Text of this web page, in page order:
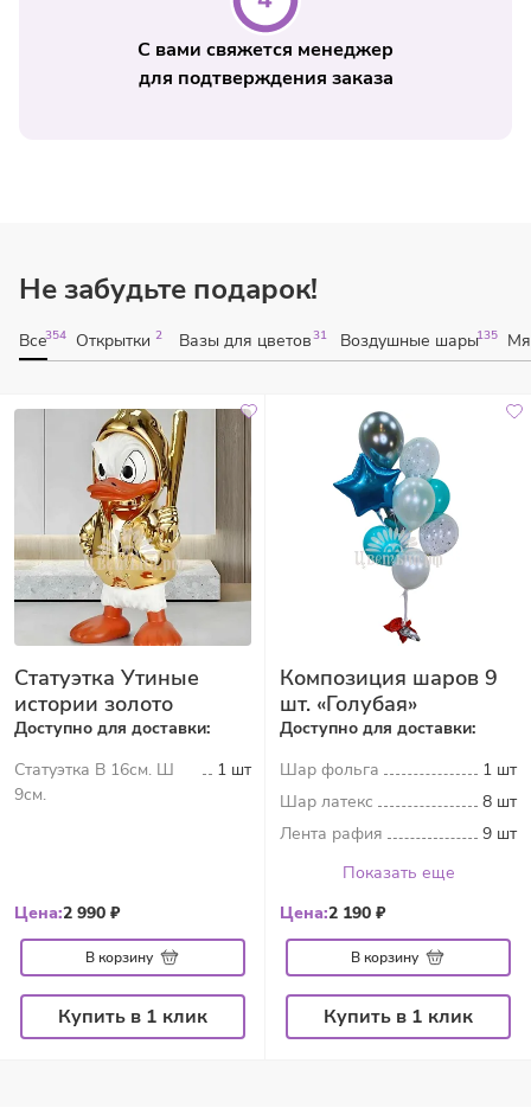
С вами свяжется менеджер
для подтверждения заказа
Не забудьте подарок!
Все354 Открытки 2 Вазы для цветов31 Воздушные шары135
Статуэтка Утиные
истории золото
Доступно для доставки:
Статуэтка В 16см. Ш
9см.
1 шт
Цена:2 990 ₽
В корзину
Купить в 1 клик
Композиция шаров 9
шт. «Голубая»
Доступно для доставки:
Шар фольга
1 шт
Шар латекс
8 шт
Лента рафия
9 шт
Показать еще
Цена:2 190 ₽
В корзину
Купить в 1 клик